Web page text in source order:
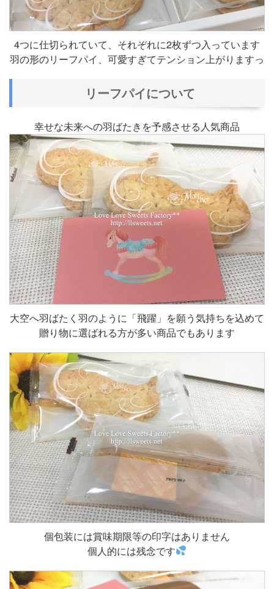
4つに仕切られていて、それぞれに2枚ずつ入っています
羽の形のリーフパイ、可愛すぎてテンション上がりますっ
リーフパイについて
幸せな未来への羽ばたきを予感させる人気商品
大空へ羽ばたく羽のように「飛躍」を願う気持ちを込めて
贈り物に選ばれる方が多い商品でもあります
個包装には賞味期限等の印字はありません
個人的には残念です